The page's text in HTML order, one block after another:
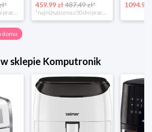
*najniższa cena z 30 dni przed obniżką
459.99 zł 487.49 zł*
*najniższa cena z 30 dni przed obniżką
1094.99
domu
sklepie Komputronik